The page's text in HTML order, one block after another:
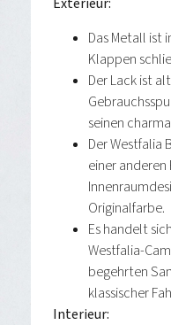
Das Metall ist
Klappen
Der Lack ist
seinen
Der Westfalia
einer
Originalfarbe.
Es handelt
Westfalia-
begehrten
klassischer
Interieur: